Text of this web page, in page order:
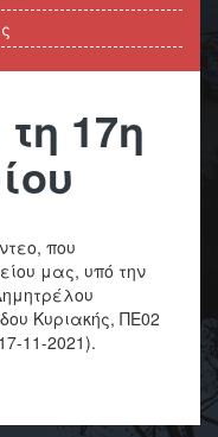
17η
που
μας, υπό την
Κυριακής, ΠΕ02
11-2021).